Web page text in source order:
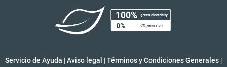
Servicio de Ayuda |Aviso legal |Términos y Condiciones Generales |